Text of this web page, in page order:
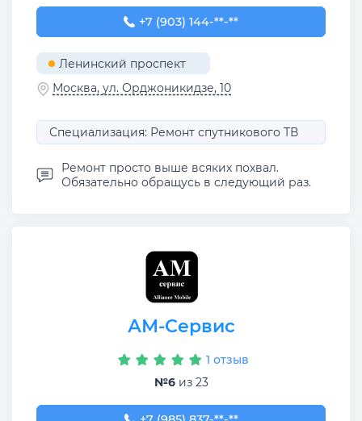
+7 (903) 144-79-40
+7 (903) 144-**-**
Ленинский проспект
Москва, ул. Орджоникидзе, 10
Специализация: Ремонт спутникового ТВ
Ремонт просто выше всяких похвал.
Обязательно обращусь в следующий раз.
АМ-Сервис
1 отзыв
№6из 23